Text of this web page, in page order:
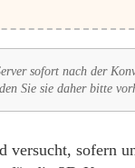
sofort nach der
Sie sie daher bitte
sofern